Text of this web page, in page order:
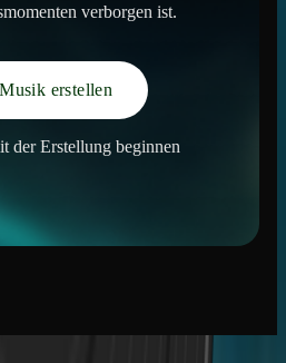
verborgen ist.
erstellen
der Erstellung beginnen